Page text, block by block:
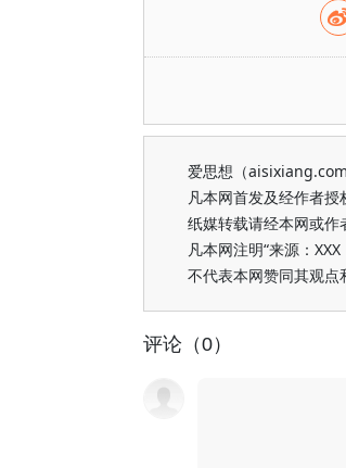
爱思想（
凡本网首发及经作者
纸媒转载请经本网或作
凡本网注明“来源：
不代表本网赞同其观点
评论（0）